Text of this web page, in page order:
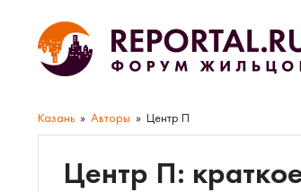
Казань Авторы Центр П
Центр П: